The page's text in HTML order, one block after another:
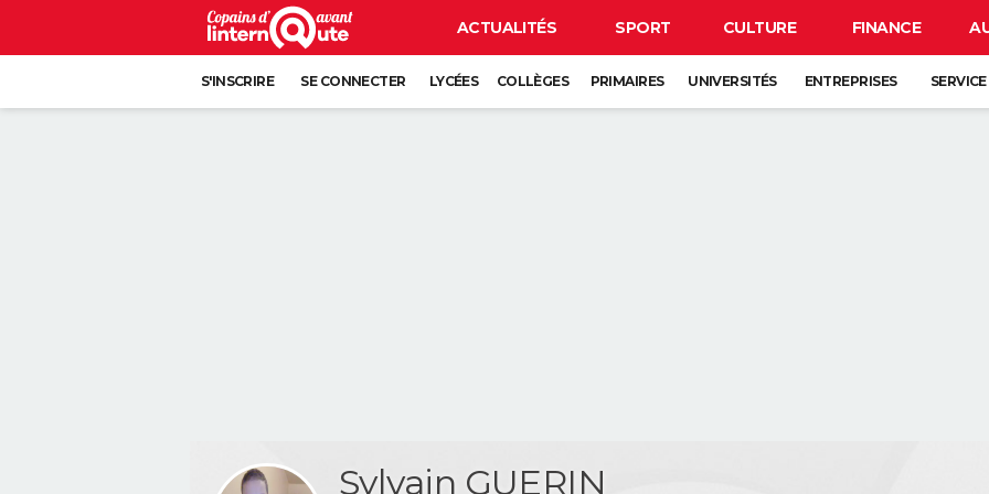
ACTUALITÉS SPORT CULTURE FINANCE
S'INSCRIRE SE CONNECTER LYCÉES COLLÈGES PRIMAIRES UNIVERSITÉS ENTREPRISES
Sylvain GUERIN